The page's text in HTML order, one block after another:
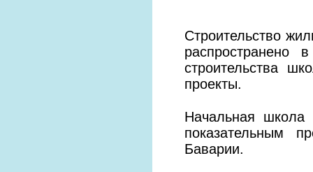
Строительство
строительства
проекты.
Начальная
показательным
Баварии.